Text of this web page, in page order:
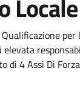
Locale
di 4 Assi Di